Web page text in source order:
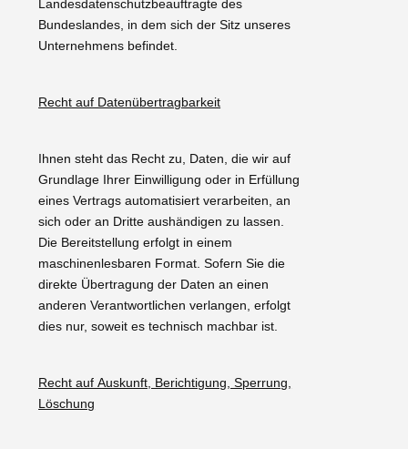
Landesdatenschutzbeauftragte des
Bundeslandes, in dem sich der Sitz unseres
Unternehmens befindet.
Recht auf Datenübertragbarkeit
Ihnen steht das Recht zu, Daten, die wir auf
Grundlage Ihrer Einwilligung oder in Erfüllung
eines Vertrags automatisiert verarbeiten, an
sich oder an Dritte aushändigen zu lassen.
Die Bereitstellung erfolgt in einem
maschinenlesbaren Format. Sofern Sie die
direkte Übertragung der Daten an einen
anderen Verantwortlichen verlangen, erfolgt
dies nur, soweit es technisch machbar ist.
Recht auf Auskunft, Berichtigung, Sperrung,
Löschung